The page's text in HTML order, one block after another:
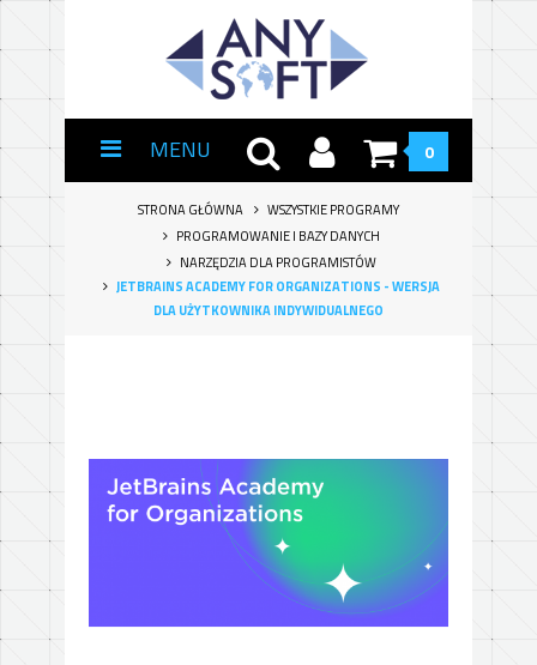
MENU 0
STRONA GŁÓWNA
WSZYSTKIE PROGRAMY
PROGRAMOWANIE I BAZY DANYCH
NARZĘDZIA DLA PROGRAMISTÓW
JETBRAINS ACADEMY FOR ORGANIZATIONS - WERSJA
DLA UŻYTKOWNIKA INDYWIDUALNEGO